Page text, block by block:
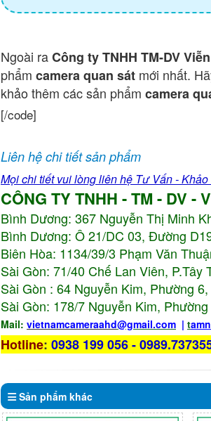
Ngoài raCông ty TNHH TM-DV
phẩm camera quan sát mới nhất.
khảo thêm các sản phẩm camera
[/code]
Liên hệ chi tiết sản phẩm
Mọi chi tiết vui lòng liên hệ Tư Vấn -
CÔNG TY TNHH - TM - DV -
Bình Dương: 367 Nguyễn Thị Minh
Bình Dương: Ô 21/DC 03, Đường
Biên Hòa: 1134/39/3 Phạm Văn
Sài Gòn: 71/40 Chế Lan Viên, P.Tây
Sài Gòn : 64 Nguyễn Kim, Phường
Sài Gòn: 178/7 Nguyễn Kim,
Mail: vietnamcameraahd@gmail.com | t
Hotline: 0938 199 056 -
Sản phẩm khác